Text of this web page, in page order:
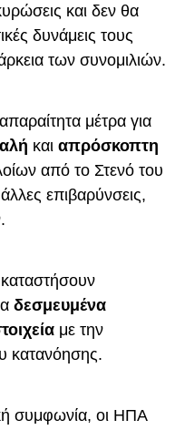
και δεν θα
δυνάμεις τους
των συνομιλιών.
μέτρα για
και απρόσκοπτη
από το Στενό του
επιβαρύνσεις,
δεσμευμένα
με την
κατανόησης.
συμφωνία, οι ΗΠΑ